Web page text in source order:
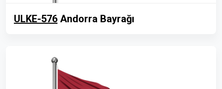
ULKE-576 Andorra Bayrağı